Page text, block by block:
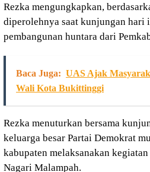
Rezka mengungkapkan,
diperolehnya saat kunjungan hari
pembangunan huntara dari
Baca Juga: UAS Ajak
Wali Kota Bukittinggi
Rezka menuturkan bersama
keluarga besar Partai Demokrat
kabupaten melaksanakan
Nagari Malampah.